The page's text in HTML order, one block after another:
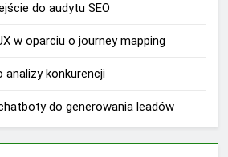
do audytu SEO
w oparciu o journey mapping
konkurencji
do generowania leadów